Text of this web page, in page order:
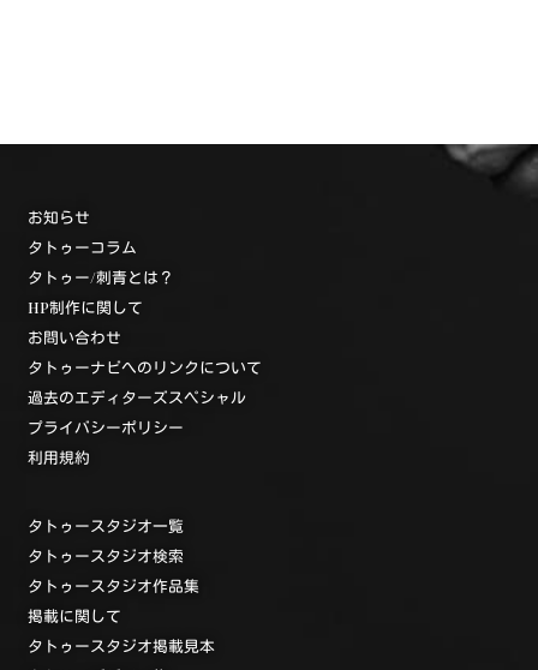
お知らせ
タトゥーコラム
タトゥー/刺青とは？
HP制作に関して
お問い合わせ
タトゥーナビへのリンクについて
過去のエディターズスペシャル
プライバシーポリシー
利用規約
タトゥースタジオ一覧
タトゥースタジオ検索
タトゥースタジオ作品集
掲載に関して
タトゥースタジオ掲載見本